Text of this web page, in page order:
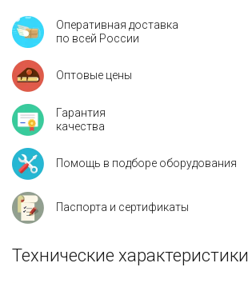
Оперативная доставка
по всей России
Оптовые цены
Гарантия
качества
Помощь в подборе оборудования
Паспорта и сертификаты
Технические характеристики